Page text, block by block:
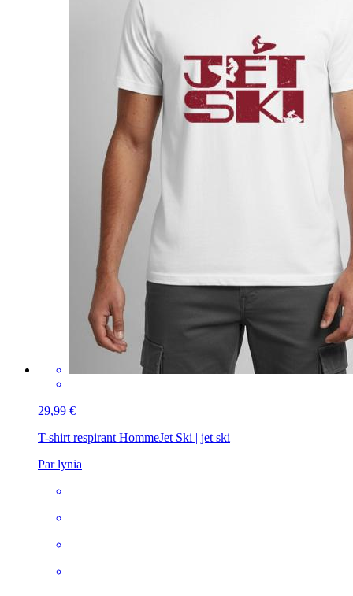
29,99 €
T-shirt respirant HommeJet Ski | jet ski
Par lynia